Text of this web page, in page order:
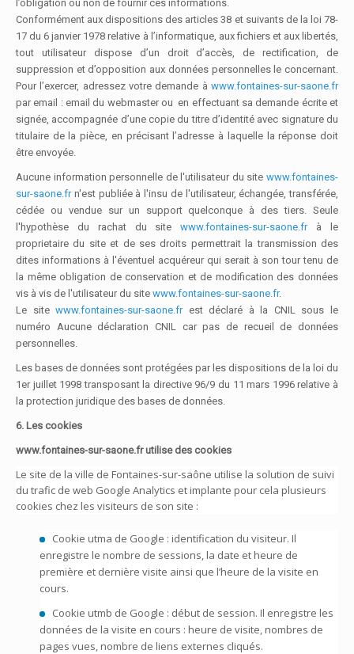
l’obligation ou non de fournir ces informations.
Conformément aux dispositions des articles 38 et suivants de la loi 78-
17 du 6 janvier 1978 relative à l’informatique, aux fichiers et aux libertés,
tout utilisateur dispose d’un droit d’accès, de rectification, de
suppression et d’opposition aux données personnelles le concernant.
Pour l’exercer, adressez votre demande à www.fontaines-sur-saone.fr
par email : email du webmaster ou en effectuant sa demande écrite et
signée, accompagnée d’une copie du titre d’identité avec signature du
titulaire de la pièce, en précisant l’adresse à laquelle la réponse doit
être envoyée.
Aucune information personnelle de l'utilisateur du site www.fontaines-
sur-saone.frn'est publiée à l'insu de l'utilisateur, échangée, transférée,
cédée ou vendue sur un support quelconque à des tiers. Seule
l'hypothèse du rachat du sitewww.fontaines-sur-saone.frà le
proprietaire du site et de ses droits permettrait la transmission des
dites informations à l'éventuel acquéreur qui serait à son tour tenu de
la même obligation de conservation et de modification des données
vis à vis de l'utilisateur du site www.fontaines-sur-saone.fr.
Le sitewww.fontaines-sur-saone.frest déclaré à la CNIL sous le
numéro Aucune déclaration CNIL car pas de recueil de données
personnelles.
Les bases de données sont protégées par les dispositions de la loi du
1er juillet 1998 transposant la directive 96/9 du 11 mars 1996 relative à
la protection juridique des bases de données.
6. Les cookies
www.fontaines-sur-saone.fr utilise des cookies
Le site de la ville de Fontaines-sur-saône utilise la solution de suivi
du trafic de web Google Analytics et implante pour cela plusieurs
cookies chez les visiteurs de son site :
Cookie utma de Google : identification du visiteur. Il
enregistre le nombre de sessions, la date et heure de
première et dernière visite ainsi que l’heure de la visite en
cours.
Cookie utmb de Google : début de session. Il enregistre les
données de la visite en cours : heure de visite, nombres de
pages vues, nombre de liens externes cliqués.